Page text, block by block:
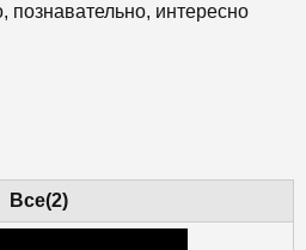
познавательно, интересно
Все(2)